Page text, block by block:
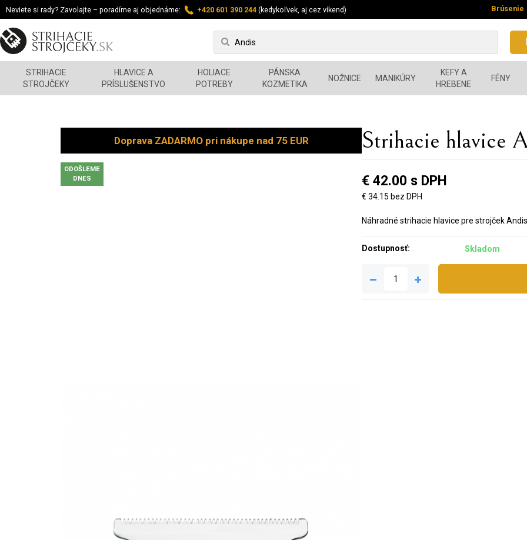
Neviete si rady? Zavolajte – poradíme aj objednáme: +420 601 390 244 (kedykoľvek, aj cez víkend) Brúsenie
STRIHACIE
STROJČEKY
HLAVICE A
PRÍSLUŠENSTVO
HOLIACE
POTREBY
PÁNSKA
KOZMETIKA
NOŽNICE MANIKÚRY
KEFY A
HREBENE
FÉNY
Doprava ZADARMO pri nákupe nad 75 EUR
ODOŠLEME
DNES
Strihacie hlavice
€ 42.00 s DPH
€ 34.15 bez DPH
Náhradné strihacie hlavice pre strojček
Dostupnosť: Skladom